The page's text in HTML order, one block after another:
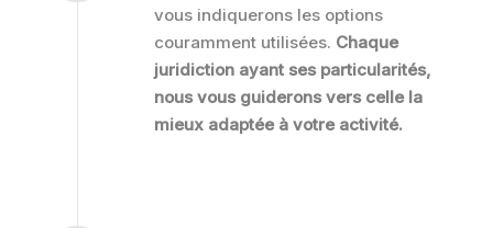
vous indiquerons les options
couramment utilisées. Chaque
juridiction ayant ses particularités,
nous vous guiderons vers celle la
mieux adaptée à votre activité.